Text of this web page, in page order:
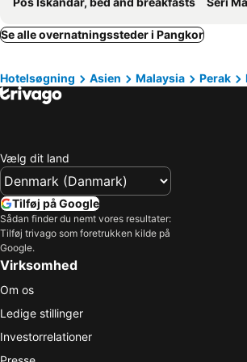
Se alle overnatningssteder i Pangkor
Hotelsøgning Asien Malaysia Perak
Vælg dit land
Tilføj på Google
Sådan finder du nemt vores resultater:
Tilføj trivago som foretrukken kilde på
Google.
Virksomhed
Om os
Ledige stillinger
Investorrelationer